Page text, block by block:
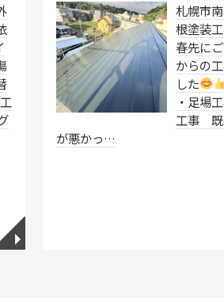
◥
札幌市
根塗装
春先に
からの
した
・足場
工事 既
が悪かっ…